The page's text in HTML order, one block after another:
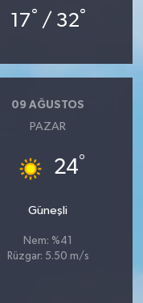
17° / 32°
09 AĞUSTOS
PAZAR
24°
Güneşli
Nem: %41
Rüzgar: 5.50 m/s